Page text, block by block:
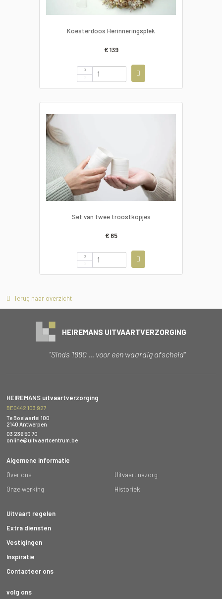
Koesterdoos Herinneringsplek
€ 139
Set van twee troostkopjes
€ 65
Terug naar overzicht
HEIREMANS UITVAARTVERZORGING
"Sinds 1880 … voor een waardig afscheid"
HEIREMANS uitvaartverzorging
BE0442 103 927
Te Boelaarlei 100
2140 Antwerpen
03 236 50 70
online@uitvaartcentrum.be
Algemene informatie
Over ons
Uitvaart nazorg
Onze werking
Historiek
Uitvaart regelen
Extra diensten
Vestigingen
Inspiratie
Contacteer ons
volg ons